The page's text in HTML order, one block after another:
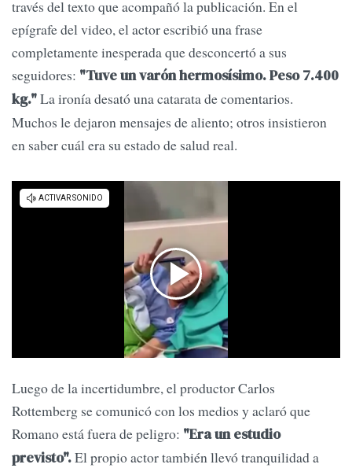
través del texto que acompañó la publicación. En el
epígrafe del video, el actor escribió una frase
completamente inesperada que desconcertó a sus
seguidores: "Tuve un varón hermosísimo. Peso 7.400
kg."La ironía desató una catarata de comentarios.
Muchos le dejaron mensajes de aliento; otros insistieron
en saber cuál era su estado de salud real.
Luego de la incertidumbre, el productor Carlos
Rottemberg se comunicó con los medios y aclaró que
Romano está fuera de peligro: "Era un estudio
previsto".El propio actor también llevó tranquilidad a